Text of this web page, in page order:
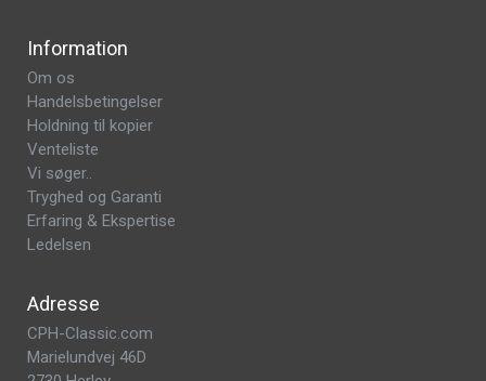
Information
Om os
Handelsbetingelser
Holdning til kopier
Venteliste
Vi søger..
Tryghed og Garanti
Erfaring & Ekspertise
Ledelsen
Adresse
CPH-Classic.com
Marielundvej 46D